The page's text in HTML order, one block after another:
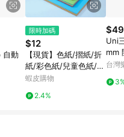
自動
限時加碼
$12
【現貨】色紙/摺紙/折
紙/彩色紙/兒童色紙/正
方形色紙/摺紙鶴/兒童
軟折紙
蝦皮購物
2.4%
$49
Uni
mm
自動
額下
台灣